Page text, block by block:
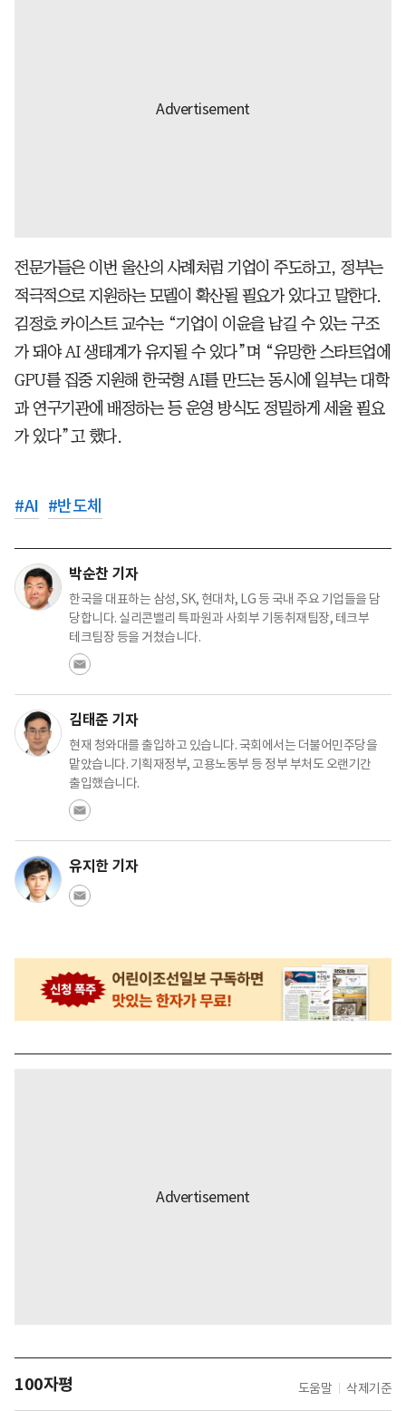
전문가들은 이번 울산의 사례처럼 기업이 주도하고, 정부는
적극적으로 지원하는 모델이 확산될 필요가 있다고 말한다.
김정호 카이스트 교수는 “기업이 이윤을 남길 수 있는 구조
가 돼야 AI 생태계가 유지될 수 있다”며 “유망한 스타트업에
GPU를 집중 지원해 한국형 AI를 만드는 동시에 일부는 대학
과 연구기관에 배정하는 등 운영 방식도 정밀하게 세울 필요
가 있다”고 했다.
#AI #반도체
박순찬 기자
한국을 대표하는 삼성, SK, 현대차, LG 등 국내 주요 기업들을 담
당합니다. 실리콘밸리 특파원과 사회부 기동취재팀장, 테크부
테크팀장 등을 거쳤습니다.
김태준 기자
현재 청와대를 출입하고 있습니다. 국회에서는 더불어민주당을
맡았습니다. 기획재정부, 고용노동부 등 정부 부처도 오랜기간
출입했습니다.
유지한 기자
100자평 도움말 삭제기준